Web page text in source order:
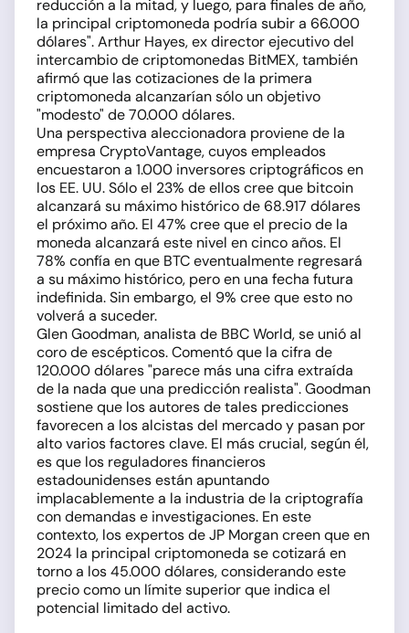
reducción a la mitad, y luego, para finales de año,
la principal criptomoneda podría subir a 66.000
dólares". Arthur Hayes, ex director ejecutivo del
intercambio de criptomonedas BitMEX, también
afirmó que las cotizaciones de la primera
criptomoneda alcanzarían sólo un objetivo
"modesto" de 70.000 dólares.
Una perspectiva aleccionadora proviene de la
empresa CryptoVantage, cuyos empleados
encuestaron a 1.000 inversores criptográficos en
los EE. UU. Sólo el 23% de ellos cree que bitcoin
alcanzará su máximo histórico de 68.917 dólares
el próximo año. El 47% cree que el precio de la
moneda alcanzará este nivel en cinco años. El
78% confía en que BTC eventualmente regresará
a su máximo histórico, pero en una fecha futura
indefinida. Sin embargo, el 9% cree que esto no
volverá a suceder.
Glen Goodman, analista de BBC World, se unió al
coro de escépticos. Comentó que la cifra de
120.000 dólares "parece más una cifra extraída
de la nada que una predicción realista". Goodman
sostiene que los autores de tales predicciones
favorecen a los alcistas del mercado y pasan por
alto varios factores clave. El más crucial, según él,
es que los reguladores financieros
estadounidenses están apuntando
implacablemente a la industria de la criptografía
con demandas e investigaciones. En este
contexto, los expertos de JP Morgan creen que en
2024 la principal criptomoneda se cotizará en
torno a los 45.000 dólares, considerando este
precio como un límite superior que indica el
potencial limitado del activo.